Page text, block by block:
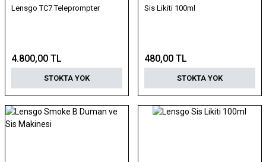
Lensgo TC7 Teleprompter
4.800,00 TL
STOKTA YOK
Sis Likiti 100ml
480,00 TL
STOKTA YOK